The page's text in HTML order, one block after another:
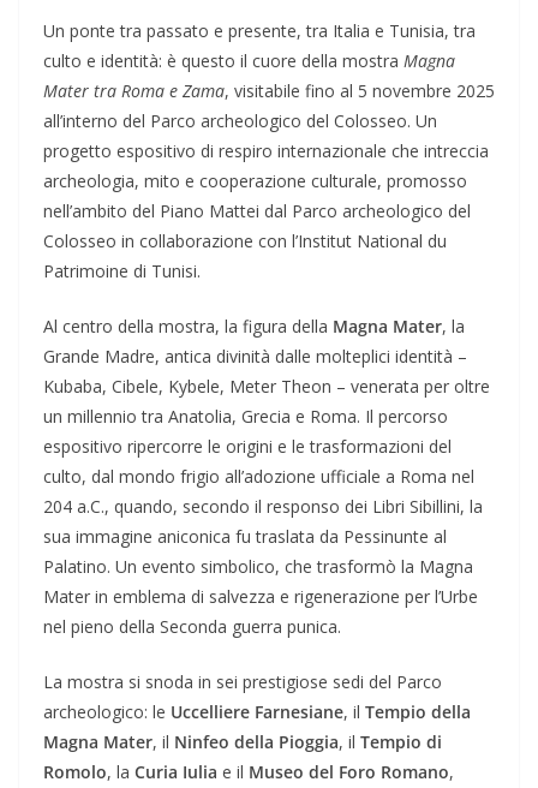
Un ponte tra passato e presente, tra Italia e Tunisia, tra
culto e identità: è questo il cuore della mostra Magna
Mater tra Roma e Zama, visitabile fino al 5 novembre 2025
all’interno del Parco archeologico del Colosseo. Un
progetto espositivo di respiro internazionale che intreccia
archeologia, mito e cooperazione culturale, promosso
nell’ambito del Piano Mattei dal Parco archeologico del
Colosseo in collaborazione con l’Institut National du
Patrimoine di Tunisi.
Al centro della mostra, la figura della Magna Mater, la
Grande Madre, antica divinità dalle molteplici identità –
Kubaba, Cibele, Kybele, Meter Theon – venerata per oltre
un millennio tra Anatolia, Grecia e Roma. Il percorso
espositivo ripercorre le origini e le trasformazioni del
culto, dal mondo frigio all’adozione ufficiale a Roma nel
204 a.C., quando, secondo il responso dei Libri Sibillini, la
sua immagine aniconica fu traslata da Pessinunte al
Palatino. Un evento simbolico, che trasformò la Magna
Mater in emblema di salvezza e rigenerazione per l’Urbe
nel pieno della Seconda guerra punica.
La mostra si snoda in sei prestigiose sedi del Parco
archeologico: le Uccelliere Farnesiane, il Tempio della
Magna Mater, il Ninfeo della Pioggia, il Tempio di
Romolo, la Curia Iulia e il Museo del Foro Romano,